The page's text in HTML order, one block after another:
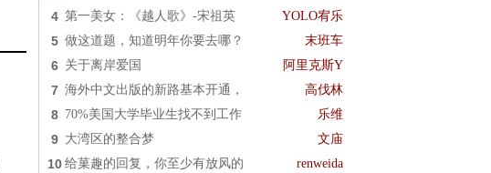
4 第一美女：《越人歌》-宋祖英 YOLO宥乐
5 做这道题，知道明年你要去哪？ 末班车
6 关于离岸爱国 阿里克斯Y
7 海外中文出版的新路基本开通， 高伐林
8 70%美国大学毕业生找不到工作 乐维
9 大湾区的整合梦 文庙
10 给菓趣的回复，你至少有放风的 renweida